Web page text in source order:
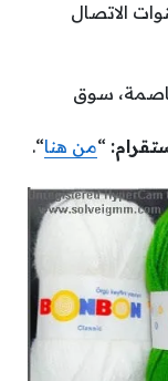
الاتصال
سوق
“من هنا“.